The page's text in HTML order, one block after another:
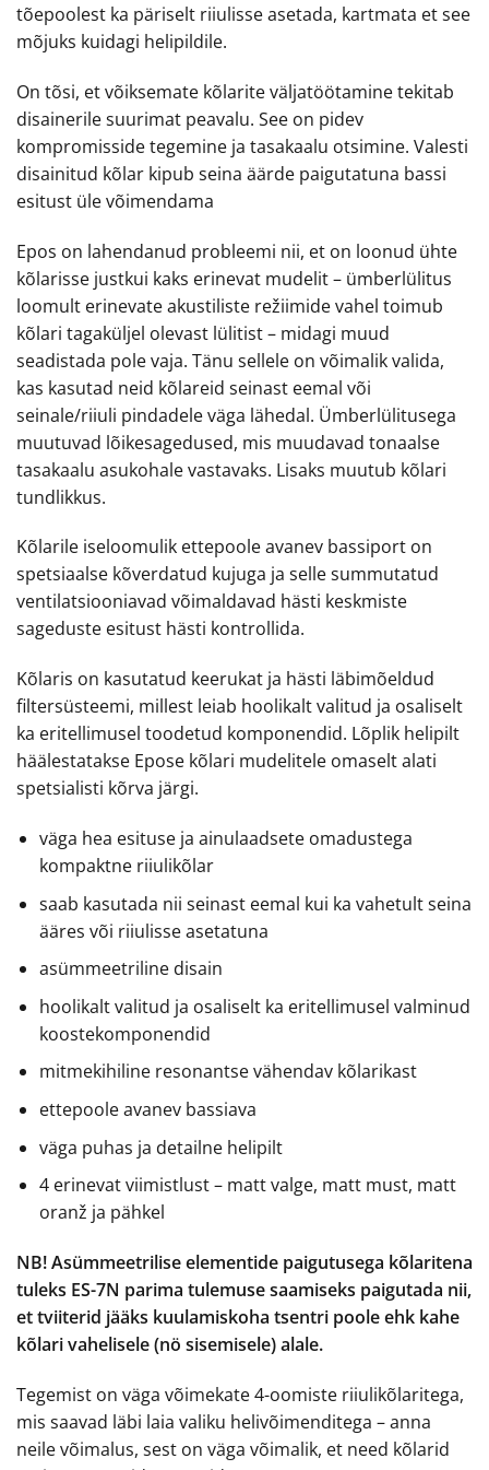
tõepoolest ka päriselt riiulisse asetada, kartmata et see
mõjuks kuidagi helipildile.
On tõsi, et võiksemate kõlarite väljatöötamine tekitab
disainerile suurimat peavalu. See on pidev
kompromisside tegemine ja tasakaalu otsimine. Valesti
disainitud kõlar kipub seina äärde paigutatuna bassi
esitust üle võimendama
Epos on lahendanud probleemi nii, et on loonud ühte
kõlarisse justkui kaks erinevat mudelit – ümberlülitus
loomult erinevate akustiliste režiimide vahel toimub
kõlari tagaküljel olevast lülitist – midagi muud
seadistada pole vaja. Tänu sellele on võimalik valida,
kas kasutad neid kõlareid seinast eemal või
seinale/riiuli pindadele väga lähedal. Ümberlülitusega
muutuvad lõikesagedused, mis muudavad tonaalse
tasakaalu asukohale vastavaks. Lisaks muutub kõlari
tundlikkus.
Kõlarile iseloomulik ettepoole avanev bassiport on
spetsiaalse kõverdatud kujuga ja selle summutatud
ventilatsiooniavad võimaldavad hästi keskmiste
sageduste esitust hästi kontrollida.
Kõlaris on kasutatud keerukat ja hästi läbimõeldud
filtersüsteemi, millest leiab hoolikalt valitud ja osaliselt
ka eritellimusel toodetud komponendid. Lõplik helipilt
häälestatakse Epose kõlari mudelitele omaselt alati
spetsialisti kõrva järgi.
väga hea esituse ja ainulaadsete omadustega
kompaktne riiulikõlar
saab kasutada nii seinast eemal kui ka vahetult seina
ääres või riiulisse asetatuna
asümmeetriline disain
hoolikalt valitud ja osaliselt ka eritellimusel valminud
koostekomponendid
mitmekihiline resonantse vähendav kõlarikast
ettepoole avanev bassiava
väga puhas ja detailne helipilt
4 erinevat viimistlust – matt valge, matt must, matt
oranž ja pähkel
NB! Asümmeetrilise elementide paigutusega kõlaritena
tuleks ES-7N parima tulemuse saamiseks paigutada nii,
et tviiterid jääks kuulamiskoha tsentri poole ehk kahe
kõlari vahelisele (nö sisemisele) alale.
Tegemist on väga võimekate 4-oomiste riiulikõlaritega,
mis saavad läbi laia valiku helivõimenditega – anna
neile võimalus, sest on väga võimalik, et need kõlarid